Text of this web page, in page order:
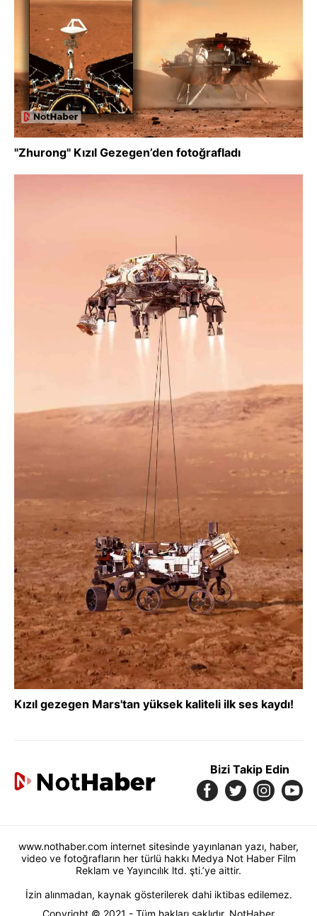
"Zhurong" Kızıl Gezegen’den fotoğrafladı
Kızıl gezegen Mars'tan yüksek kaliteli ilk ses kaydı!
Bizi Takip Edin
www.nothaber.com internet sitesinde yayınlanan yazı, haber,
video ve fotoğrafların her türlü hakkı Medya Not Haber Film
Reklam ve Yayıncılık ltd. şti.’ye aittir.
İzin alınmadan, kaynak gösterilerek dahi iktibas edilemez.
Copyright © 2021 - Tüm hakları saklıdır. NotHaber